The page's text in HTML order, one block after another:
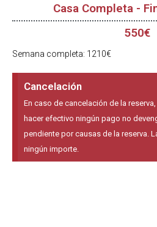
Casa Completa -
550€
Semana completa: 1210€
Cancelación
En caso de cancelación de la
hacer efectivo ningún pago no
pendiente por causas de la reserva.
ningún importe.